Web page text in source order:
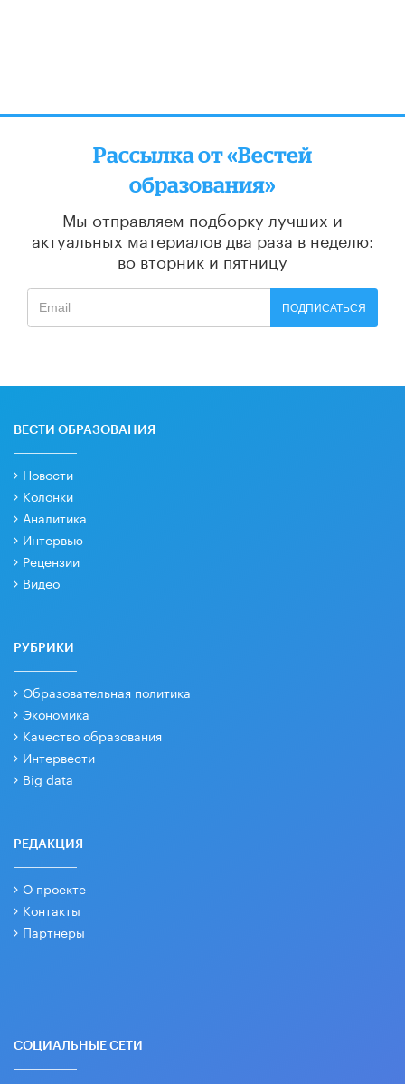
Рассылка от «Вестей
образования»
Мы отправляем подборку лучших и
актуальных материалов два раза в неделю:
во вторник и пятницу
ПОДПИСАТЬСЯ
ВЕСТИ ОБРАЗОВАНИЯ
Новости
Колонки
Аналитика
Интервью
Рецензии
Видео
РУБРИКИ
Образовательная политика
Экономика
Качество образования
Интервести
Big data
РЕДАКЦИЯ
О проекте
Контакты
Партнеры
СОЦИАЛЬНЫЕ СЕТИ